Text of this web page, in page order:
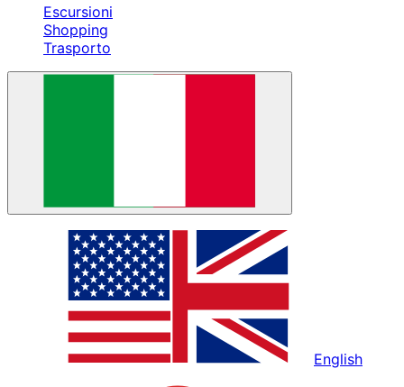
Escursioni
Shopping
Trasporto
English